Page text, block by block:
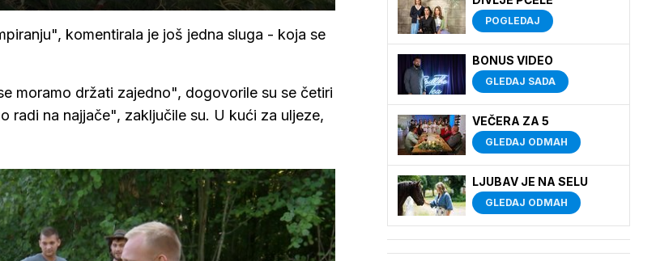
komentirala je još jedna sluga - koja se
moramo držati zajedno", dogovorile su se četiri
radi na najjače", zaključile su. U kući za uljeze,
POGLEDAJ
BONUS VIDEO
GLEDAJ SADA
VEČERA ZA 5
GLEDAJ ODMAH
LJUBAV JE NA SELU
GLEDAJ ODMAH